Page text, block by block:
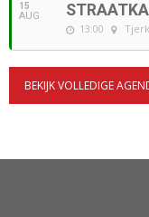
15
AUG
13:00
BEKIJK VOLLEDIGE